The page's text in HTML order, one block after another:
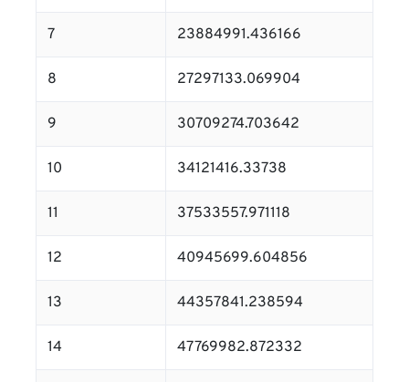
7 23884991.436166
8 27297133.069904
9 30709274.703642
10 34121416.33738
11 37533557.971118
12 40945699.604856
13 44357841.238594
14 47769982.872332